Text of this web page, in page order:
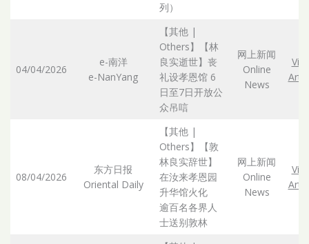
列）
04/04/2026
e-南洋
e-NanYang
【其他 |
Others】【林
良实逝世】丧
礼设孝恩馆 6
日至7日开放公
众吊唁
网上新闻
Online
News
08/04/2026
东方日报
Oriental Daily
【其他 |
Others】【敦
林良实辞世】
在汝来孝恩园
升华馆火化
逾百名各界人
士送别敦林
网上新闻
Online
News